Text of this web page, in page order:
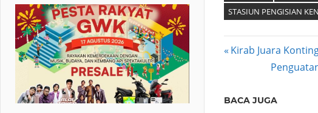
STASIUN PENGISIAN
Post
navigation
Previous
Kirab Juara
Next
BACA JUGA